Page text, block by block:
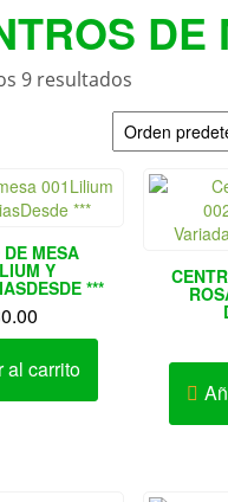
DE
9 resultados
MESA
Y
***
al carrito